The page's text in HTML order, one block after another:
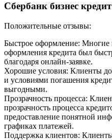
Сбербанк бизнес
Положительные отзывы:
Быстрое оформление: Многие
оформления кредита был
благодаря онлайн-заявке.
Хорошие условия: Клиенты
и условиями погашения
выгодными.
Прозрачность процесса:
прозрачность процесса
предоставление понятной
графиках платежей.
Поддержка клиентов: